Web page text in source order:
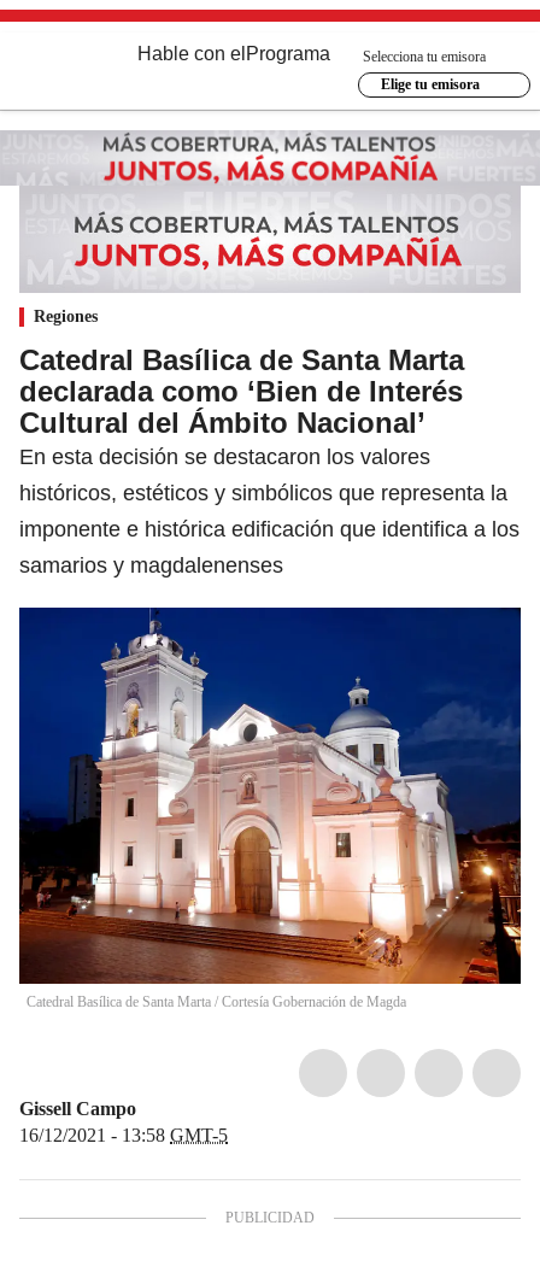
Hable con el Programa
Selecciona tu emisora
Elige tu emisora
Regiones
Catedral Basílica de Santa Marta
declarada como ‘Bien de Interés
Cultural del Ámbito Nacional’
En esta decisión se destacaron los valores
históricos, estéticos y simbólicos que representa la
imponente e histórica edificación que identifica a los
samarios y magdalenenses
Catedral Basílica de Santa Marta / Cortesía Gobernación de Magda
Gissell Campo
16/12/2021 - 13:58 GMT-5